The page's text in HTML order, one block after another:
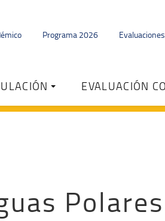
Programa 2026
EVALUACIÓN